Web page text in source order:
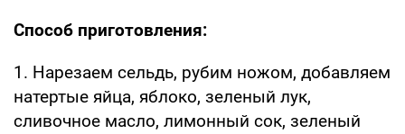
Способ приготовления:
1. Нарезаем сельдь, рубим ножом, добавляем
натертые яйца, яблоко, зеленый лук,
сливочное масло, лимонный сок, зеленый